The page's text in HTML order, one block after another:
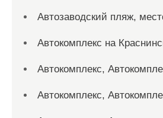
Автозаводский пляж,
Автокомплекс на
Автокомплекс,
Автокомплекс,